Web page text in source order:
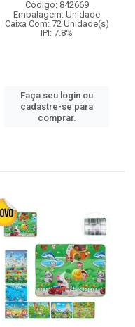
Código: 842669
Embalagem: Unidade
Caixa Com: 72 Unidade(s)
IPI: 7.8%
Faça seu login ou
cadastre-se para
comprar.